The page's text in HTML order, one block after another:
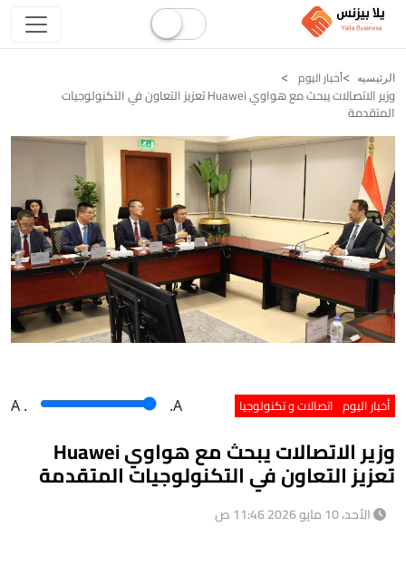
الرئيسيه أخبار اليوم
وزير الاتصالات يبحث مع هواوي Huawei تعزيز التعاون في التكنولوجيات
المتقدمة
أخبار اليوم اتصالات و تكنولوجيا A . .A
وزير الاتصالات يبحث مع هواوي Huawei
تعزيز التعاون في التكنولوجيات المتقدمة
الأحد، 10 مايو 2026 11:46 ص